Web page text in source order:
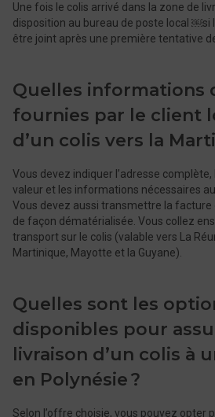
Une fois le colis arrivé dans la zone de
disposition au bureau de poste local ​￼​si
être joint après une première tentative
Quelles informations
fournies par le client
d’un colis vers la
​​​​​Vous devez indiquer l’adresse
valeur et les informations nécessaires
Vous devez aussi transmettre la facture
de façon dématérialisée. Vous collez
transport sur le colis (valable vers La
Martinique, Mayotte et la Guyane).
Quelles sont les
disponibles pour
livraison d’un colis à
en Polynésie ?
​​​​​Selon l’offre choisie, vous pouvez opter